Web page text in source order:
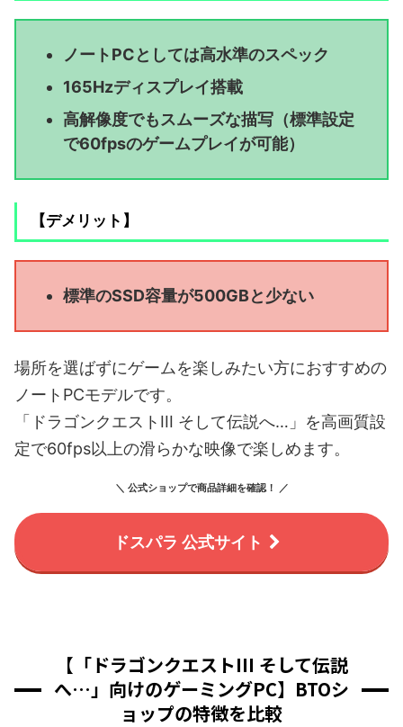
ノートPCとしては高水準のスペック
165Hzディスプレイ搭載
高解像度でもスムーズな描写（標準設定
で60fpsのゲームプレイが可能）
【デメリット】
標準のSSD容量が500GBと少ない
場所を選ばずにゲームを楽しみたい方におすすめの
ノートPCモデルです。
「ドラゴンクエストIII そして伝説へ…」を高画質設
定で60fps以上の滑らかな映像で楽しめます。
＼ 公式ショップで商品詳細を確認！ ／
ドスパラ 公式サイト
【「ドラゴンクエストIII そして伝説
へ…」向けのゲーミングPC】BTOシ
ョップの特徴を比較